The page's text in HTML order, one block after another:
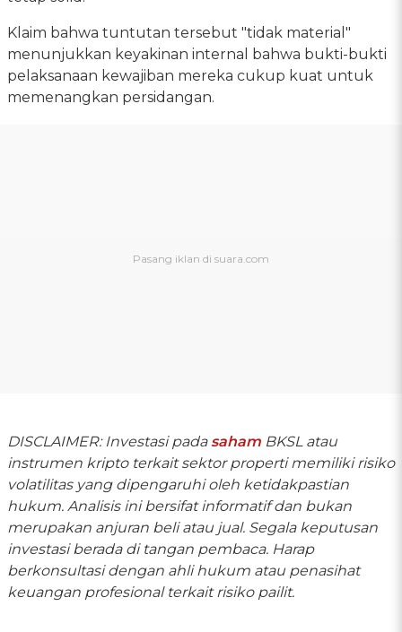
Klaim bahwa tuntutan tersebut "tidak material"
menunjukkan keyakinan internal bahwa bukti-bukti
pelaksanaan kewajiban mereka cukup kuat untuk
memenangkan persidangan.
DISCLAIMER: Investasi padasaham BKSL atau
instrumen kripto terkait sektor properti memiliki risiko
volatilitas yang dipengaruhi oleh ketidakpastian
hukum. Analisis ini bersifat informatif dan bukan
merupakan anjuran beli atau jual. Segala keputusan
investasi berada di tangan pembaca. Harap
berkonsultasi dengan ahli hukum atau penasihat
keuangan profesional terkait risiko pailit.